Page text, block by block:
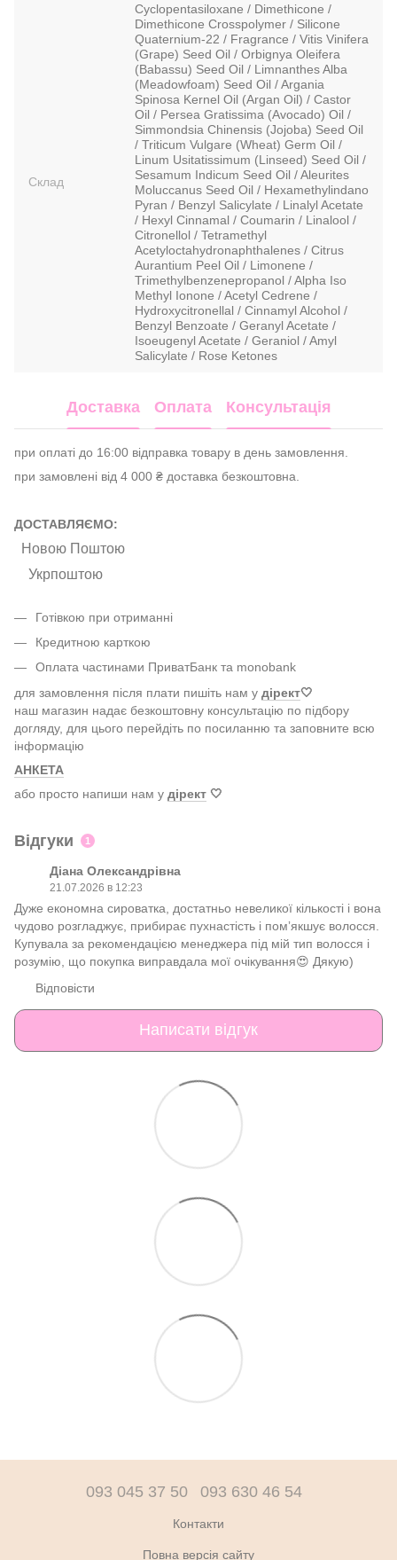
Склад
Cyclopentasiloxane / Dimethicone /
Dimethicone Crosspolymer / Silicone
Quaternium-22 / Fragrance / Vitis Vinifera
(Grape) Seed Oil / Orbignya Oleifera
(Babassu) Seed Oil / Limnanthes Alba
(Meadowfoam) Seed Oil / Argania
Spinosa Kernel Oil (Argan Oil) / Castor
Oil / Persea Gratissima (Avocado) Oil /
Simmondsia Chinensis (Jojoba) Seed Oil
/ Triticum Vulgare (Wheat) Germ Oil /
Linum Usitatissimum (Linseed) Seed Oil /
Sesamum Indicum Seed Oil / Aleurites
Moluccanus Seed Oil / Hexamethylindano
Pyran / Benzyl Salicylate / Linalyl Acetate
/ Hexyl Cinnamal / Coumarin / Linalool /
Citronellol / Tetramethyl
Acetyloctahydronaphthalenes / Citrus
Aurantium Peel Oil / Limonene /
Trimethylbenzenepropanol / Alpha Iso
Methyl Ionone / Acetyl Cedrene /
Hydroxycitronellal / Cinnamyl Alcohol /
Benzyl Benzoate / Geranyl Acetate /
Isoeugenyl Acetate / Geraniol / Amyl
Salicylate / Rose Ketones
Доставка Оплата Консультація
при оплаті до 16:00 відправка товару в день замовлення.
при замовлені від 4 000 ₴ доставка безкоштовна.
ДОСТАВЛЯЄМО:
Новою Поштою
Укрпоштою
Готівкою при отриманні
Кредитною карткою
Оплата частинами ПриватБанк та monobank
для замовлення після плати пишіть нам у дірект🤍
наш магазин надає безкоштовну консультацію по підбору
догляду, для цього перейдіть по посиланню та заповните всю
інформацію
АНКЕТА
або просто напиши нам у дірект 🤍
Відгуки 1
Діана Олександрівна
21.07.2026 в 12:23
Дуже економна сироватка, достатньо невеликої кількості і вона
чудово розгладжує, прибирає пухнастість і помʼякшує волосся.
Купувала за рекомендацією менеджера під мій тип волосся і
розумію, що покупка виправдала мої очікування😍 Дякую)
Відповісти
Написати відгук
093 045 37 50 093 630 46 54
Контакти
Повна версія сайту